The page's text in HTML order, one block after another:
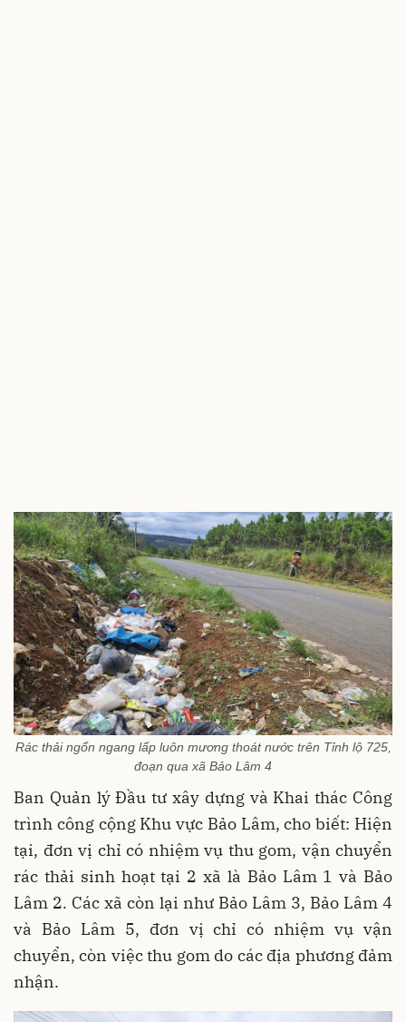
Rác thải ngổn ngang lấp luôn mương thoát nước trên Tỉnh lộ 725,
đoạn qua xã Bảo Lâm 4
Ban Quản lý Đầu tư xây dựng và Khai thác Công
trình công cộng Khu vực Bảo Lâm, cho biết: Hiện
tại, đơn vị chỉ có nhiệm vụ thu gom, vận chuyển
rác thải sinh hoạt tại 2 xã là Bảo Lâm 1 và Bảo
Lâm 2. Các xã còn lại như Bảo Lâm 3, Bảo Lâm 4
và Bảo Lâm 5, đơn vị chỉ có nhiệm vụ vận
chuyển, còn việc thu gom do các địa phương đảm
nhận.